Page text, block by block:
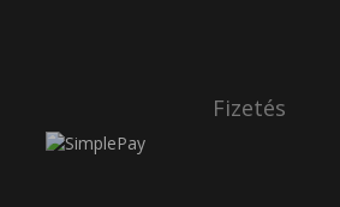
Fizetés